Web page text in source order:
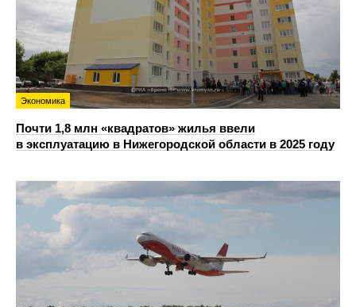
Экономика
Почти 1,8 млн «квадратов» жилья ввели
в эксплуатацию в Нижегородской области в 2025 году